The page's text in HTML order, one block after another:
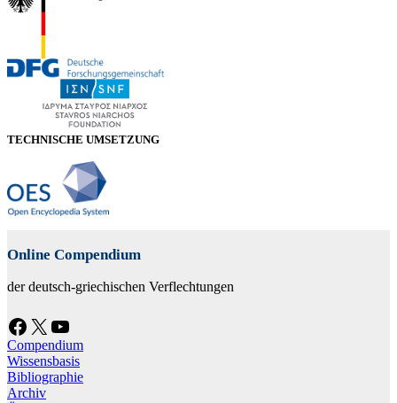
TECHNISCHE UMSETZUNG
Online Compendium
der deutsch-griechischen Verflechtungen
Facebook X YouTube
Compendium
Wissensbasis
Bibliographie
Archiv